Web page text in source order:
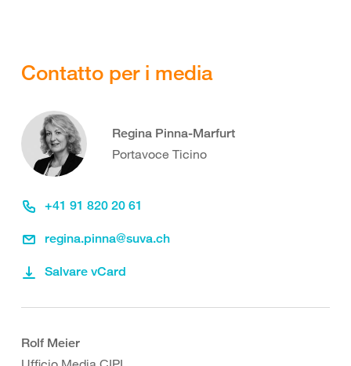
Contatto per i media
Regina Pinna-Marfurt
Portavoce Ticino
+41 91 820 20 61
regina.pinna@suva.ch
Salvare vCard
Rolf Meier